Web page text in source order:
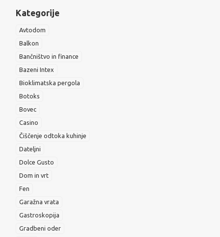
Kategorije
Avtodom
Balkon
Bančništvo in finance
Bazeni Intex
Bioklimatska pergola
Botoks
Bovec
Casino
Čiščenje odtoka kuhinje
Dateljni
Dolce Gusto
Dom in vrt
Fen
Garažna vrata
Gastroskopija
Gradbeni oder